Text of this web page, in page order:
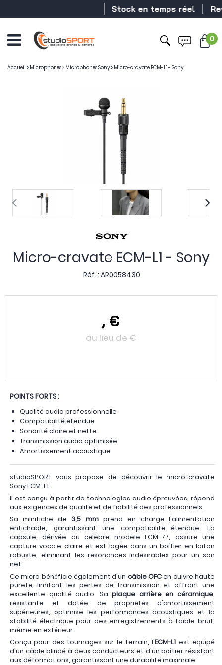
Stock en temps réel
0
Accueil > Microphones> Microphones Sony> Micro-cravate ECM-L1 - Sony
Micro-cravate ECM-L1 - Sony
Réf. : AR0058430
, €
au lieu de €
POINTS FORTS :
Qualité audio professionnelle
Compatibilité étendue
Sonorité claire et nette
Transmission audio optimisée
Amortissement acoustique
studioSPORT vous propose de découvrir le micro-cravate
Sony ECM-L1.
Il est conçu à partir de technologies audio éprouvées, répond
aux exigences de qualité et de fiabilité des professionnels.
Sa minifiche de 3,5 mmprend en charge l'alimentation
enfichable, garantissant une compatibilité étendue. La
capsule, dérivée du célèbre modèle ECM-77, assure une
capture vocale claire et est logée dans un boîtier en laiton
robuste, éliminant les résonances indésirables pour un son
net.
Ce micro bénéficie également d'un câble OFCen cuivre haute
pureté, limitant les pertes de transmission et offrant une
excellente qualité audio. Sa plaque arrière en céramique
résistante et dotée de propriétés d'amortissement
supérieures, optimise les performances acoustiques et la
stabilité électrique pour des enregistrements à faible bruit,
même en extérieur.
Conçu pour des tournages sur le terrain, l'ECM-L1 est équipé
d'un câble blindé à deux conducteurs et d'un boîtier résistant
aux déformations, garantissant une durabilité maximale.